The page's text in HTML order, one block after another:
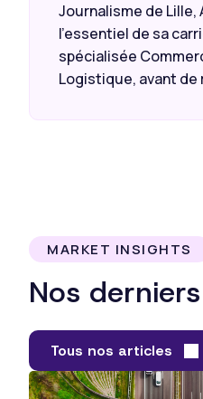
Journalisme de Lille,
l’essentiel de sa
spécialisée
Logistique, avant de
MARKET INSIGHTS
Nos
Tous nos articles